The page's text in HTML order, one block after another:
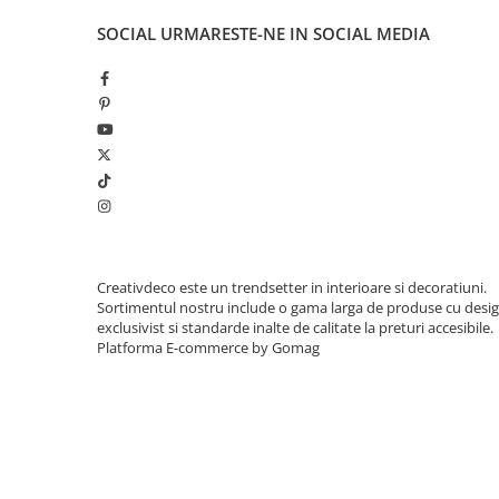
SOCIAL URMARESTE-NE IN SOCIAL MEDIA
Creativdeco este un trendsetter in interioare si decoratiuni.
Sortimentul nostru include o gama larga de produse cu
exclusivist si standarde inalte de calitate la preturi accesibile.
Platforma E-commerce by Gomag